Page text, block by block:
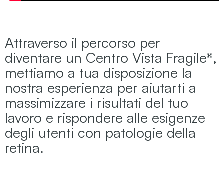
Attraverso il percorso per
diventare un Centro Vista Fragile®,
mettiamo a tua disposizione la
nostra esperienza per aiutarti a
massimizzare i risultati del tuo
lavoro e rispondere alle esigenze
degli utenti con patologie della
retina.